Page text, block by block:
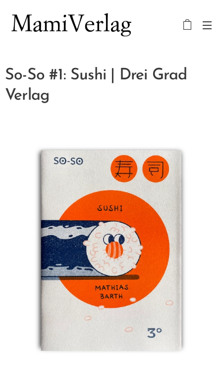
So-So #1: Sushi | Drei Grad
Verlag